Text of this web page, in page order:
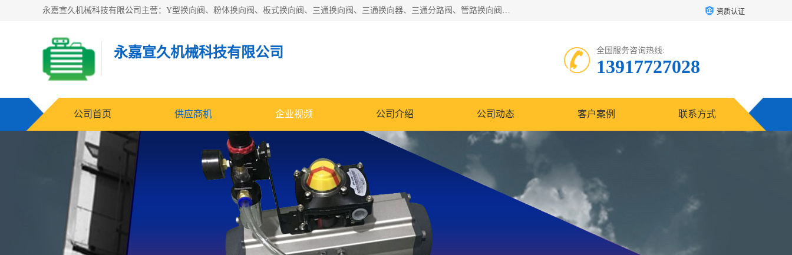
永嘉宣久机械科技有限公司主营：Y型换向阀、粉体换向阀、板式换向阀、三通换向阀、三通换向器、三通分路阀、管路换向阀等产品及服务。 资质认证
永嘉宣久机械科技有限公司 全国服务咨询热线:
13917727028
公司首页 供应商机 企业视频 公司介绍 公司动态 客户案例 联系方式